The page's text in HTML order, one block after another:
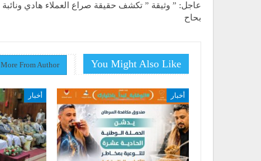
عاجل: ” وثيقة ” تكشف حقيقة صراع العملاء هادي ونائبة
بحاح
You Might Also Like
More From Author
أخبار أخبار